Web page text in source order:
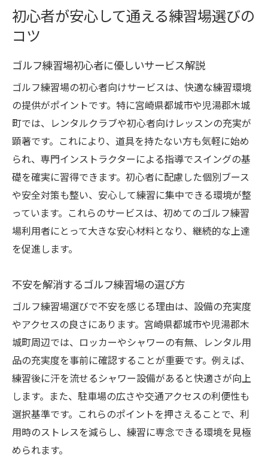
初心者が安心して通える練習場選びの
コツ
ゴルフ練習場初心者に優しいサービス解説
ゴルフ練習場の初心者向けサービスは、快適な練習環境
の提供がポイントです。特に宮崎県都城市や児湯郡木城
町では、レンタルクラブや初心者向けレッスンの充実が
顕著です。これにより、道具を持たない方も気軽に始め
られ、専門インストラクターによる指導でスイングの基
礎を確実に習得できます。初心者に配慮した個別ブース
や安全対策も整い、安心して練習に集中できる環境が整
っています。これらのサービスは、初めてのゴルフ練習
場利用者にとって大きな安心材料となり、継続的な上達
を促進します。
不安を解消するゴルフ練習場の選び方
ゴルフ練習場選びで不安を感じる理由は、設備の充実度
やアクセスの良さにあります。宮崎県都城市や児湯郡木
城町周辺では、ロッカーやシャワーの有無、レンタル用
品の充実度を事前に確認することが重要です。例えば、
練習後に汗を流せるシャワー設備があると快適さが向上
します。また、駐車場の広さや交通アクセスの利便性も
選択基準です。これらのポイントを押さえることで、利
用時のストレスを減らし、練習に専念できる環境を見極
められます。